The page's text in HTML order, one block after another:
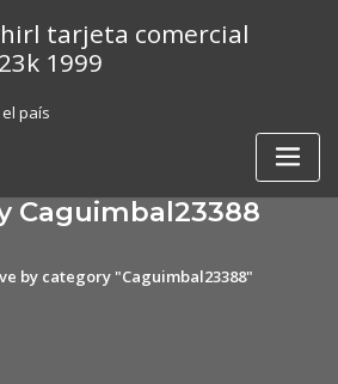
tarjeta comercial
1999
país
Caguimbal23388
by category "Caguimbal23388"